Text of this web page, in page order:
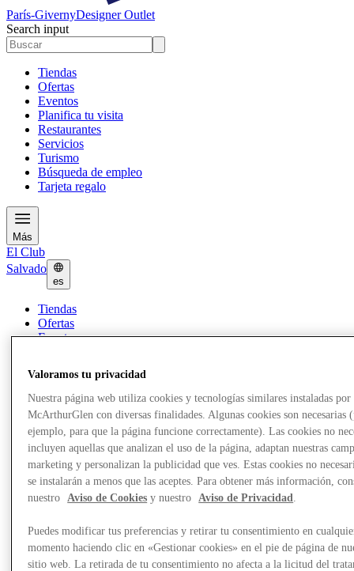
París-GivernyDesigner Outlet
Search input
Tiendas
Ofertas
Eventos
Planifica tu visita
Restaurantes
Servicios
Turismo
Búsqueda de empleo
Tarjeta regalo
Más
El Club
Salvado
es
Tiendas
Ofertas
Eventos
Servicios
Turismo
Búsqueda de empleo
Tarjeta regalo
Más
Valoramos tu privacidad
Nuestra página web utiliza cookies y tecnologías similares instaladas por
McArthurGlen con diversas finalidades. Algunas cookies son necesarias
ejemplo, para que la página funcione correctamente). Las cookies no
incluyen aquellas que analizan el uso de la página, adaptan nuestras
marketing y personalizan la publicidad que ves. Estas cookies no
se instalarán a menos que las aceptes. Para obtener más información,
nuestro
Aviso de Cookies y nuestro Aviso de Privacidad
Puedes modificar tus preferencias y retirar tu consentimiento en
momento haciendo clic en «Gestionar cookies» en el pie de página de
sitio web. La retirada de tu consentimiento no afecta a la licitud del